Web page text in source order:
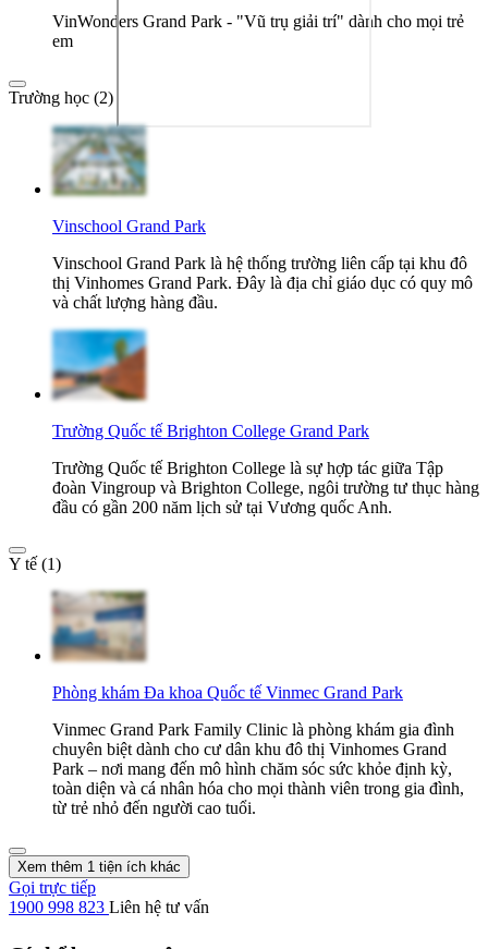
VinWonders Grand Park - "Vũ trụ giải trí" dành cho mọi trẻ
em
Trường học (2)
Vinschool Grand Park
Vinschool Grand Park là hệ thống trường liên cấp tại khu đô
thị Vinhomes Grand Park. Đây là địa chỉ giáo dục có quy mô
và chất lượng hàng đầu.
Trường Quốc tế Brighton College Grand Park
Trường Quốc tế Brighton College là sự hợp tác giữa Tập
đoàn Vingroup và Brighton College, ngôi trường tư thục hàng
đầu có gần 200 năm lịch sử tại Vương quốc Anh.
Y tế (1)
Phòng khám Đa khoa Quốc tế Vinmec Grand Park
Vinmec Grand Park Family Clinic là phòng khám gia đình
chuyên biệt dành cho cư dân khu đô thị Vinhomes Grand
Park – nơi mang đến mô hình chăm sóc sức khỏe định kỳ,
toàn diện và cá nhân hóa cho mọi thành viên trong gia đình,
từ trẻ nhỏ đến người cao tuổi.
Xem thêm 1 tiện ích khác
Gọi trực tiếp
1900 998 823 Liên hệ tư vấn